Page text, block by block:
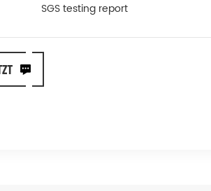
SGS testing report